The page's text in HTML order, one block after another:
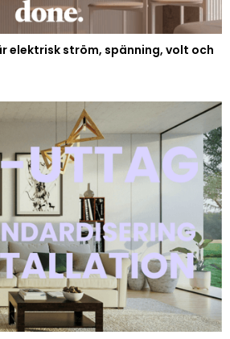
elektrisk ström, spänning, volt och